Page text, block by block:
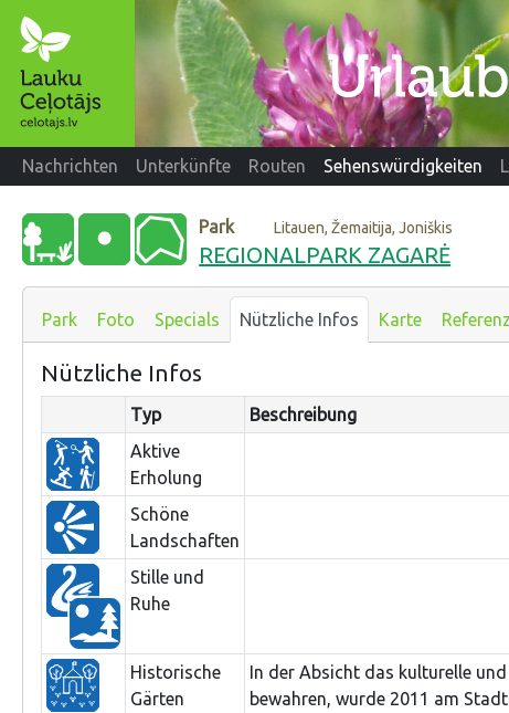
Nachrichten Unterkünfte Routen Sehenswürdigkeiten
Park Litauen, Žemaitija, Joniškis
REGIONALPARK ZAGARĖ
Park Foto Specials Nützliche Infos Karte
Nützliche Infos
Typ
Beschreibung
Aktive
Erholung
Schöne
Landschaften
Stille und
Ruhe
Historische
Gärten
In der Absicht das kulturelle
bewahren, wurde 2011 am